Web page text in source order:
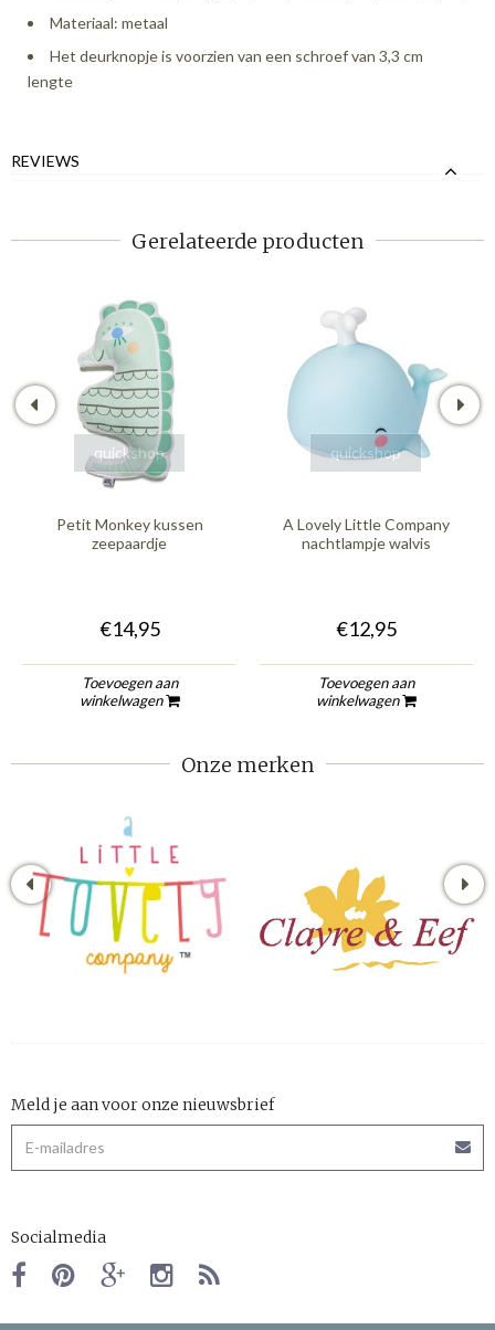
Materiaal: metaal
Het deurknopje is voorzien van een schroef van 3,3 cm
lengte
REVIEWS
Gerelateerde producten
quickshop
Petit Monkey kussen
zeepaardje
€14,95
Toevoegen aan
winkelwagen
quickshop
A Lovely Little Company
nachtlampje walvis
€12,95
Toevoegen aan
winkelwagen
Onze merken
Meld je aan voor onze nieuwsbrief
Socialmedia